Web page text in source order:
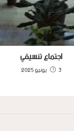
اجتماع تنسيقي
3 يونيو 2025